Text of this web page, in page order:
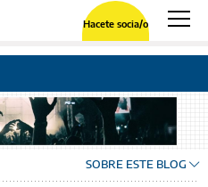
Hacete socia/o
SOBRE ESTE BLOG